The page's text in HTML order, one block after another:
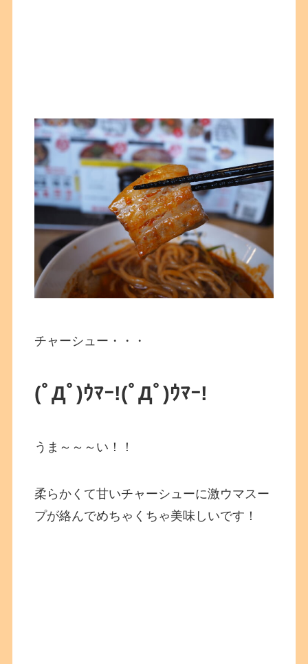
チャーシュー・・・
(ﾟДﾟ)ｳﾏｰ!(ﾟДﾟ)ｳﾏｰ!
うま～～～い！！
柔らかくて甘いチャーシューに激ウマスー
プが絡んでめちゃくちゃ美味しいです！